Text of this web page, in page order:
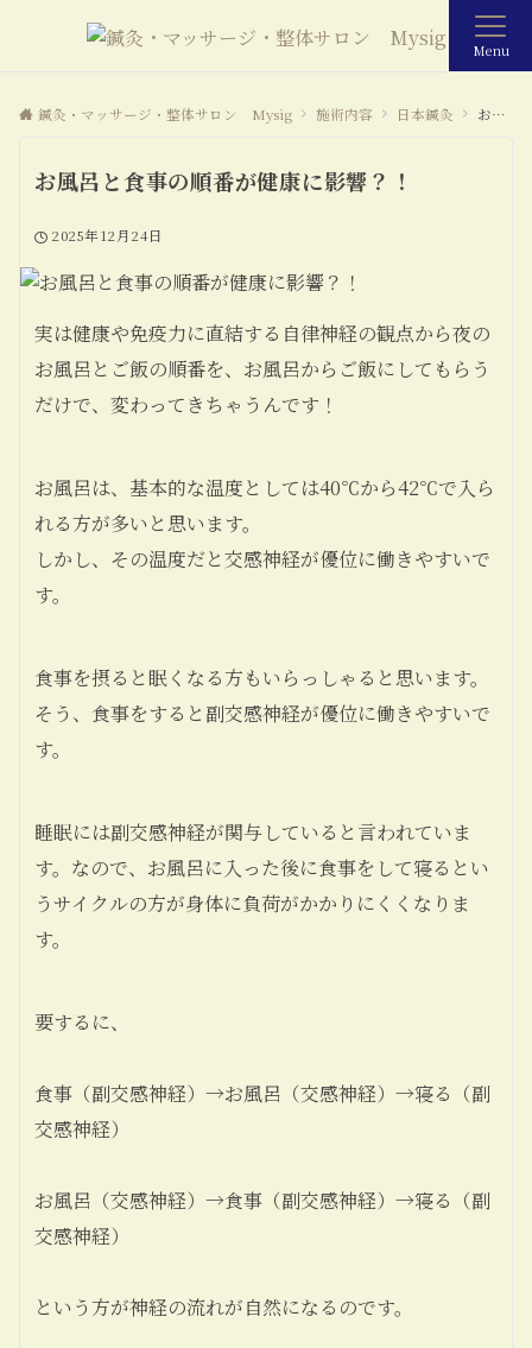
Menu
鍼灸・マッサージ・整体サロン Mysig 施術内容 日本鍼灸 お風呂と食事の順番が健康に影響？！
お風呂と食事の順番が健康に影響？！
2025年12月24日
実は健康や免疫力に直結する自律神経の観点から夜の
お風呂とご飯の順番を、お風呂からご飯にしてもらう
だけで、変わってきちゃうんです！
お風呂は、基本的な温度としては40℃から42℃で入ら
れる方が多いと思います。
しかし、その温度だと交感神経が優位に働きやすいで
す。
食事を摂ると眠くなる方もいらっしゃると思います。
そう、 食事をすると副交感神経が優位に働きやすいで
す。
睡眠には副交感神経が関与していると言われていま
す。なので、お風呂に入った後に食事をして寝るとい
うサイクルの方が身体に負荷がかかりにくくなりま
す。
要するに、
食事（副交感神経） →お風呂（交感神経） →寝る（副
交感神経）
お風呂（交感神経） →食事（副交感神経） →寝る（副
交感神経）
という方が神経の流れが自然になるのです。